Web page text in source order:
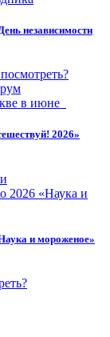
независимости
2026»
и мороженое»